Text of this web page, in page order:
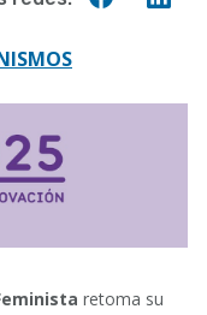
retoma su